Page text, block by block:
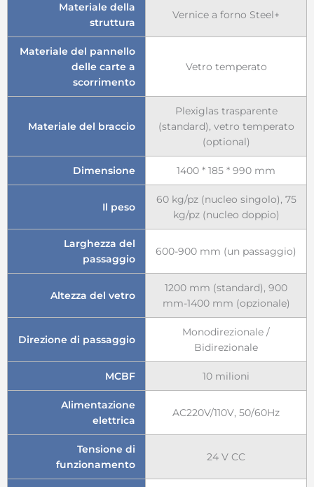
Materiale della
struttura
Vernice a forno Steel+
Materiale del pannello
delle carte a
scorrimento
Vetro temperato
Materiale del braccio
Plexiglas trasparente
(standard), vetro temperato
(optional)
Dimensione 1400 * 185 * 990 mm
Il peso
60 kg/pz (nucleo singolo), 75
kg/pz (nucleo doppio)
Larghezza del
passaggio
600-900 mm (un passaggio)
Altezza del vetro
1200 mm (standard), 900
mm-1400 mm (opzionale)
Direzione di passaggio
Monodirezionale /
Bidirezionale
MCBF 10 milioni
Alimentazione
elettrica
AC220V/110V, 50/60Hz
Tensione di
funzionamento
24 V CC